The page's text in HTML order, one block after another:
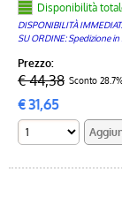
Disponibilità
DISPONIBILITÀ
SU ORDINE: Spedizione
Prezzo:
€ 44,38 Sconto
€31,65